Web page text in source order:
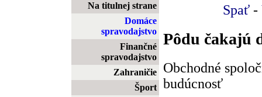
Na titulnej strane
Domáce
spravodajstvo
Finančné
spravodajstvo
Zahraničie
Šport
Spať -
Pôdu čakajú
Obchodné
budúcnosť